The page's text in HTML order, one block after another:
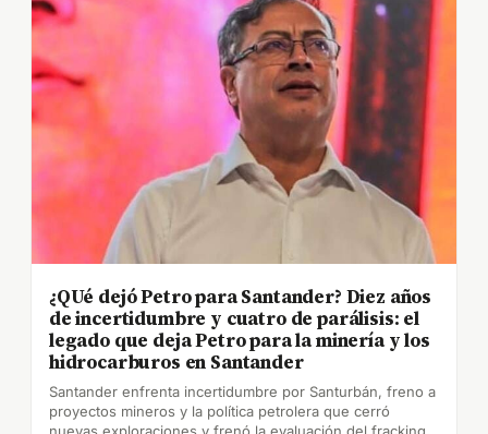
¿QUé dejó Petro para Santander? Diez años
de incertidumbre y cuatro de parálisis: el
legado que deja Petro para la minería y los
hidrocarburos en Santander
Santander enfrenta incertidumbre por Santurbán, freno a
proyectos mineros y la política petrolera que cerró